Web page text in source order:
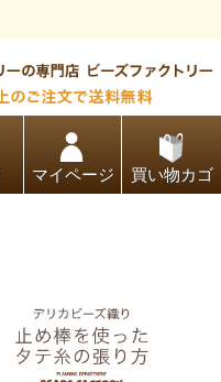
マイページ 買い物カゴ